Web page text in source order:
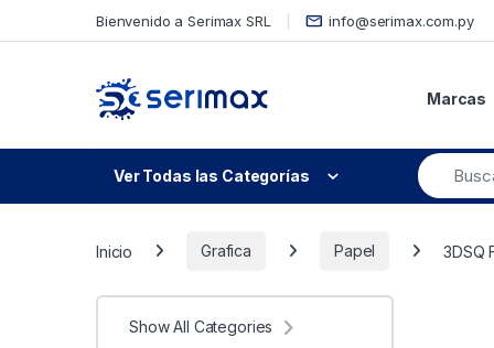
Bienvenido a Serimax SRL info@serimax.com.py
Marcas
Ver Todas las Categorías
Inicio Grafica Papel 3DSQ
Show All Categories